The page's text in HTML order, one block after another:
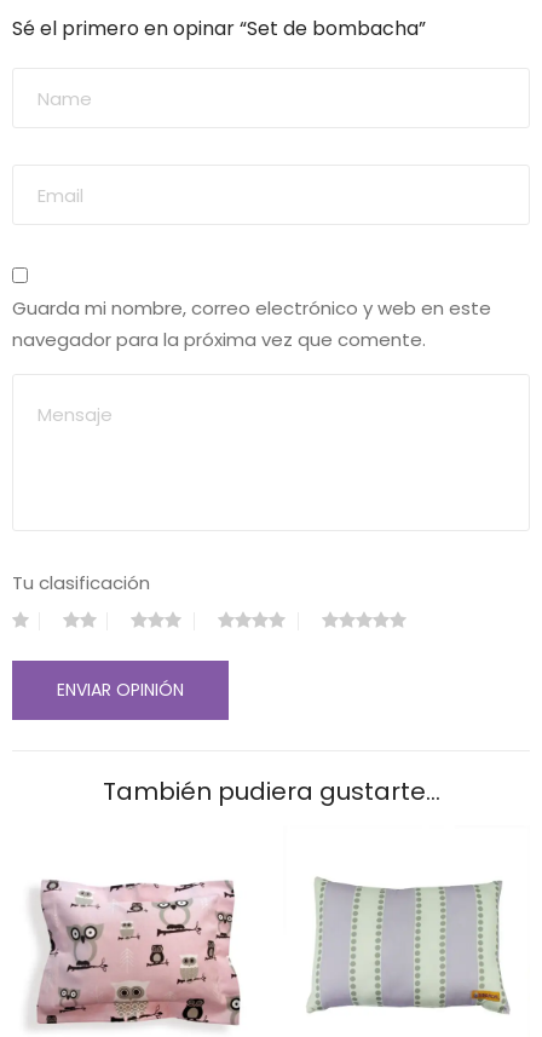
Sé el primero en opinar “Set de bombacha”
Guarda mi nombre, correo electrónico y web en este
navegador para la próxima vez que comente.
Tu clasificación
También pudiera gustarte...